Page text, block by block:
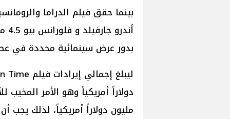
بدور عرض سينمائية محددة في
مليون دولاراً أمريكياً، لذلك يجب